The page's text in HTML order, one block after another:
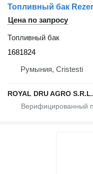
Цена по запросу
Топливный бак
1681824
Румыния, Cristesti
ROYAL DRU AGRO S.R.L.